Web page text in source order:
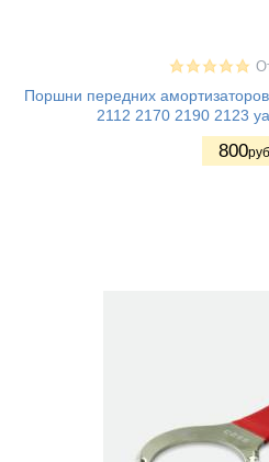
Поршни передних
2112 2170 2190 2123
800руб.